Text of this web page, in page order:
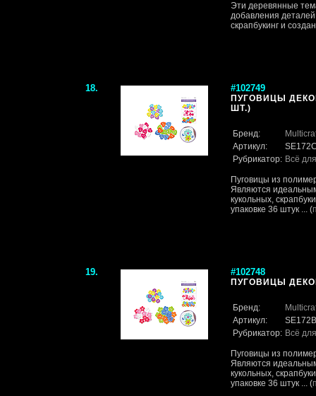
Эти деревянные
добавления
скрапбукинг и
18. #102749
ПУГОВИЦЫ
ШТ.)
Бренд:
Артикул:
Рубрикатор: Всё
Пуговицы из
Являются
кукольных,
упаковке 36 штук ... (
19. #102748
ПУГОВИЦЫ
Бренд:
Артикул:
SE172B
Рубрикатор: Всё
Пуговицы из
Являются
кукольных,
упаковке 36 штук ... (